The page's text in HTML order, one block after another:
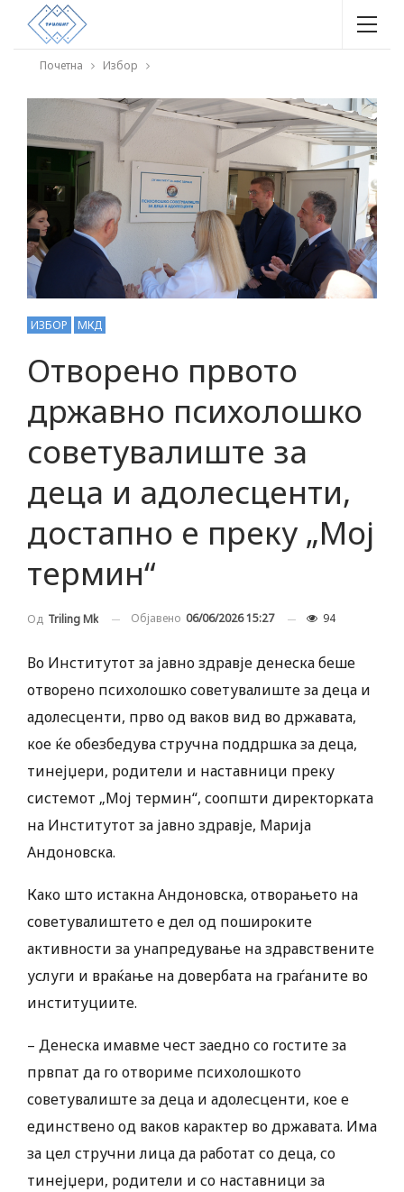
Почетна Избор
ИЗБОР МКД
Отворено првото
државно психолошко
советувалиште за
деца и адолесценти,
достапно е преку „Мој
термин“
Од Triling Mk Објавено 06/06/2026 15:27 94
Во Институтот за јавно здравје денеска беше
отворено психолошко советувалиште за деца и
адолесценти, прво од ваков вид во државата,
кое ќе обезбедува стручна поддршка за деца,
тинејџери, родители и наставници преку
системот „Мој термин“, соопшти директорката
на Институтот за јавно здравје, Марија
Андоновска.
Како што истакна Андоновска, отворањето на
советувалиштето е дел од пошироките
активности за унапредување на здравствените
услуги и враќање на довербата на граѓаните во
институциите.
– Денеска имавме чест заедно со гостите за
првпат да го отвориме психолошкото
советувалиште за деца и адолесценти, кое е
единствено од ваков карактер во државата. Има
за цел стручни лица да работат со деца, со
тинејџери, родители и со наставници за